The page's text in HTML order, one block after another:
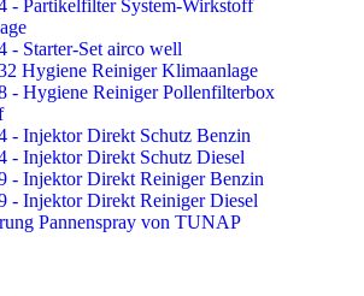
- Partikelfilter System-Wirkstoff
- Starter-Set airco well
Hygiene Reiniger Klimaanlage
- Hygiene Reiniger Pollenfilterbox
- Injektor Direkt Schutz Benzin
- Injektor Direkt Schutz Diesel
- Injektor Direkt Reiniger Benzin
- Injektor Direkt Reiniger Diesel